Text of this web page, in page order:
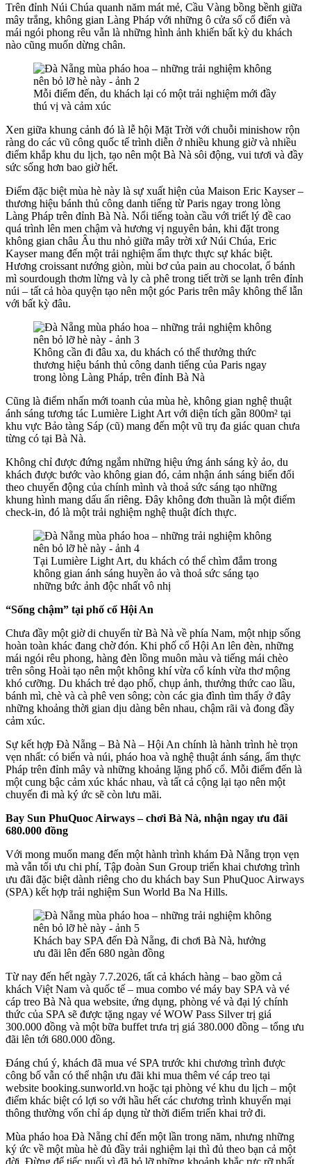
Trên đỉnh Núi Chúa quanh năm mát mẻ, Cầu Vàng bồng bềnh giữa
mây trắng, không gian Làng Pháp với những ô cửa sổ cổ điển và
mái ngói phong rêu vẫn là những hình ảnh khiến bất kỳ du khách
nào cũng muốn dừng chân.
Mỗi điểm đến, du khách lại có một trải nghiệm mới đầy
thú vị và cảm xúc
Xen giữa khung cảnh đó là lễ hội Mặt Trời với chuỗi minishow rộn
ràng do các vũ công quốc tế trình diễn ở nhiều khung giờ và nhiều
điểm khắp khu du lịch, tạo nên một Bà Nà sôi động, vui tươi và đầy
sức sống hơn bao giờ hết.
Điểm đặc biệt mùa hè này là sự xuất hiện của Maison Eric Kayser –
thương hiệu bánh thủ công danh tiếng từ Paris ngay trong lòng
Làng Pháp trên đỉnh Bà Nà. Nổi tiếng toàn cầu với triết lý đề cao
quá trình lên men chậm và hương vị nguyên bản, khi đặt trong
không gian châu Âu thu nhỏ giữa mây trời xứ Núi Chúa, Eric
Kayser mang đến một trải nghiệm ẩm thực thực sự khác biệt.
Hương croissant nướng giòn, mùi bơ của pain au chocolat, ổ bánh
mì sourdough thơm lừng và ly cà phê trong tiết trời se lạnh trên đỉnh
núi – tất cả hòa quyện tạo nên một góc Paris trên mây không thể lẫn
với bất kỳ đâu.
Không cần đi đâu xa, du khách có thể thưởng thức
thương hiệu bánh thủ công danh tiếng của Paris ngay
trong lòng Làng Pháp, trên đỉnh Bà Nà
Cũng là điểm nhấn mới toanh của mùa hè, không gian nghệ thuật
ánh sáng tương tác Lumière Light Art với diện tích gần 800m² tại
khu vực Bảo tàng Sáp (cũ) mang đến một vũ trụ đa giác quan chưa
từng có tại Bà Nà.
Không chỉ được đứng ngắm những hiệu ứng ánh sáng kỳ ảo, du
khách được bước vào không gian đó, cảm nhận ánh sáng biến đổi
theo chuyển động của chính mình và thoả sức sáng tạo những
khung hình mang dấu ấn riêng. Đây không đơn thuần là một điểm
check-in, đó là một trải nghiệm nghệ thuật đích thực.
Tại Lumière Light Art, du khách có thể chìm đắm trong
không gian ánh sáng huyền ảo và thoả sức sáng tạo
những bức ảnh độc nhất vô nhị
“Sống chậm” tại phố cổ Hội An
Chưa đầy một giờ di chuyển từ Bà Nà về phía Nam, một nhịp sống
hoàn toàn khác đang chờ đón. Khi phố cổ Hội An lên đèn, những
mái ngói rêu phong, hàng đèn lồng muôn màu và tiếng mái chèo
trên sông Hoài tạo nên một không khí vừa cổ kính vừa thơ mộng
khó cưỡng. Du khách trẻ dạo phố, chụp ảnh, thưởng thức cao lầu,
bánh mì, chè và cà phê ven sông; còn các gia đình tìm thấy ở đây
những khoảng thời gian dịu dàng bên nhau, chậm rãi và đong đầy
cảm xúc.
Sự kết hợp Đà Nẵng – Bà Nà – Hội An chính là hành trình hè trọn
vẹn nhất: có biển và núi, pháo hoa và nghệ thuật ánh sáng, ẩm thực
Pháp trên đỉnh mây và những khoảng lặng phố cổ. Mỗi điểm đến là
một cung bậc cảm xúc khác nhau, và tất cả cộng lại tạo nên một
chuyến đi mà ký ức sẽ còn lưu mãi.
Bay Sun PhuQuoc Airways – chơi Bà Nà, nhận ngay ưu đãi
680.000 đồng
Với mong muốn mang đến một hành trình khám Đà Nẵng trọn vẹn
mà vẫn tối ưu chi phí, Tập đoàn Sun Group triển khai chương trình
ưu đãi đặc biệt dành riêng cho du khách bay Sun PhuQuoc Airways
(SPA) kết hợp trải nghiệm Sun World Ba Na Hills.
Khách bay SPA đến Đà Nẵng, đi chơi Bà Nà, hưởng
ưu đãi lên đến 680 ngàn đồng
Từ nay đến hết ngày 7.7.2026, tất cả khách hàng – bao gồm cả
khách Việt Nam và quốc tế – mua combo vé máy bay SPA và vé
cáp treo Bà Nà qua website, ứng dụng, phòng vé và đại lý chính
thức của SPA sẽ được tặng ngay vé WOW Pass Silver trị giá
300.000 đồng và một bữa buffet trưa trị giá 380.000 đồng – tổng ưu
đãi lên tới 680.000 đồng.
Đáng chú ý, khách đã mua vé SPA trước khi chương trình được
công bố vẫn có thể nhận ưu đãi khi mua thêm vé cáp treo tại
website booking.sunworld.vn hoặc tại phòng vé khu du lịch – một
điểm khác biệt có lợi so với hầu hết các chương trình khuyến mại
thông thường vốn chỉ áp dụng từ thời điểm triển khai trở đi.
Mùa pháo hoa Đà Nẵng chỉ đến một lần trong năm, nhưng những
ký ức về một mùa hè đủ đầy trải nghiệm lại thì đủ theo bạn cả một
đời. Đừng để tiếc nuối vì đã bỏ lỡ những khoảnh khắc rực rỡ nhất,